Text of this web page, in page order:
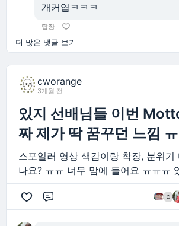
개커엽ㅋㅋㅋ
답장
더 많은 댓글 보기
cworange
3개월 전
있지 선배님들 이번
짜 제가 딱 꿈꾸던 느낌
스포일러 영상 색감이랑 착장, 분위기
나요? ㅠㅠ 너무 맘에 들어요 ㅠㅠㅠ